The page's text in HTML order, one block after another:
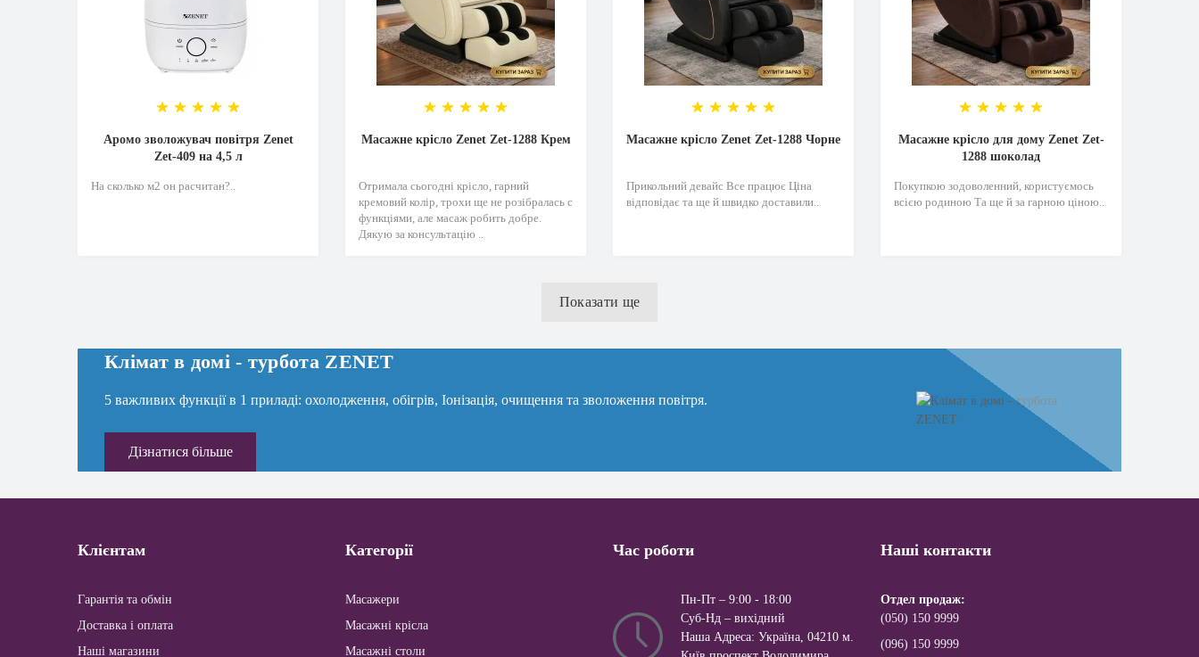
Аромо зволожувач повітря Zenet
Zet-409 на 4,5 л
На сколько м2 он расчитан?..
Масажне крісло Zenet Zet-1288 Крем
Отримала сьогодні крісло, гарний
кремовий колір, трохи ще не розібралась с
функціями, але масаж робить добре.
Дякую за консультацію ..
Масажне крісло Zenet Zet-1288 Чорне
Прикольний девайс Все працює Ціна
відповідає та ще й швидко доставили..
Масажне крісло для дому Zenet Zet-
1288 шоколад
Покупкою зодоволенний, користуємось
всією родиною Та ще й за гарною ціною..
Показати ще
Клімат в домi - турбота ZENET
5 важливих функції в 1 приладі: охолодження, обігрів, Іонізація, очищення та зволоження повітря.
Дізнатися більше
Клієнтам
Гарантія та обмін
Доставка і оплата
Наші магазини
Категорії
Масажери
Масажні крісла
Масажні столи
Час роботи
Пн-Пт – 9:00 - 18:00
Суб-Нд – вихiдний
Наша Адреса: Україна, 04210 м.
Наші контакти
Отдел продаж:
(050) 150 9999
(096) 150 9999